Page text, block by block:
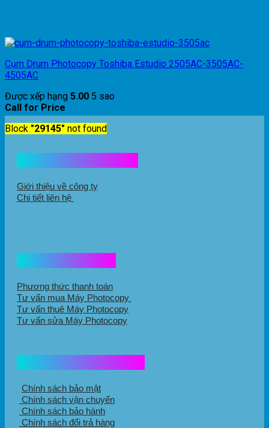
Cụm Drum Photocopy Toshiba Estudio 2505AC-3505AC-
4505AC
Được xếp hạng 5.00 5 sao
Call for Price
Block "29145" not found
Giới thiệu về công ty
Chi tiết liên hệ
Phương thức thanh toán
Tư vấn mua Máy Photocopy
Tư vấn thuê Máy Photocopy
Tư vấn sửa Máy Photocopy
Chính sách bảo mật
Chính sách vận chuyển
Chính sách bảo hành
Chính sách đổi trả hàng